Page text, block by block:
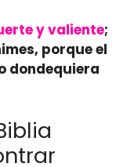
y valiente;
porque el
dondequiera